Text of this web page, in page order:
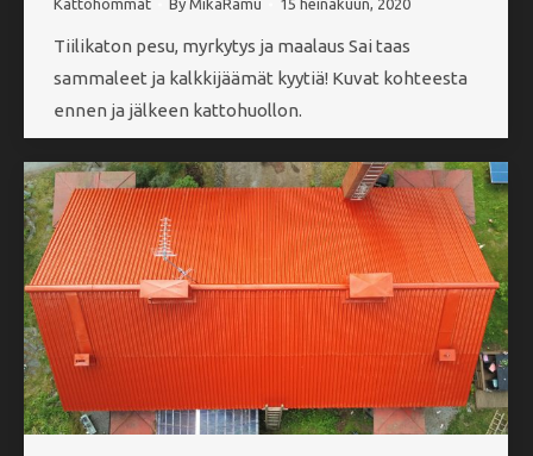
Kattohommat By MikaRamu 15 heinäkuun, 2020
Tiilikaton pesu, myrkytys ja maalaus Sai taas
sammaleet ja kalkkijäämät kyytiä! Kuvat kohteesta
ennen ja jälkeen kattohuollon.